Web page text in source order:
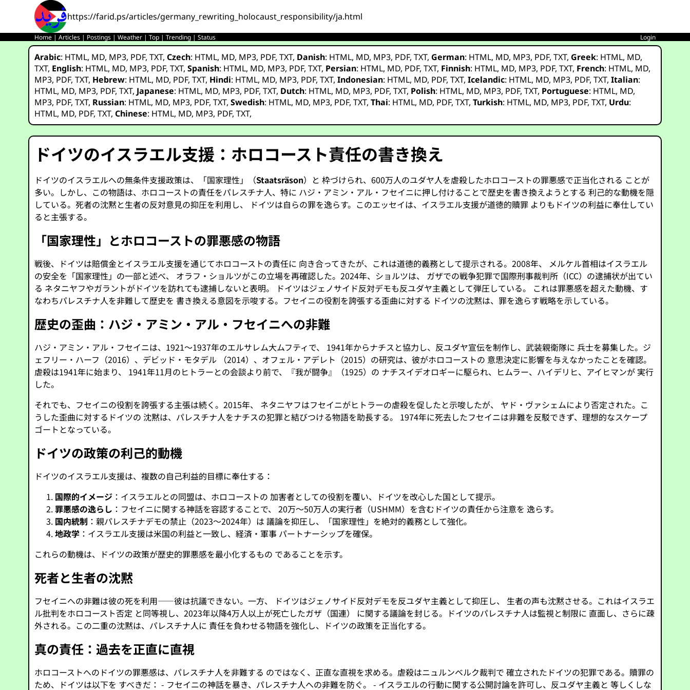
https://farid.ps/articles/germany_rewriting_holocaust_responsibility/ja.html
Home |Articles | Postings |Weather |Top |Trending |Status Login
Arabic: HTML, MD, MP3, PDF,TXT,Czech: HTML, MD, MP3, PDF,TXT, Danish: HTML, MD, MP3, PDF,TXT, German: HTML, MD, MP3, PDF,TXT, Greek: HTML, MD,
TXT, English: HTML, MD, MP3, PDF,TXT,Spanish: HTML, MD, MP3, PDF,TXT, Persian: HTML, MD, PDF,TXT, Finnish: HTML, MD, MP3, PDF,TXT, French: HTML, MD,
MP3, PDF,TXT, Hebrew: HTML, MD, PDF,TXT, Hindi: HTML, MD, MP3, PDF,TXT,Indonesian: HTML, MD, PDF,TXT,Icelandic: HTML, MD, MP3, PDF,TXT,Italian:
HTML, MD, MP3, PDF,TXT, Japanese: HTML, MD, MP3, PDF,TXT, Dutch: HTML, MD, MP3, PDF,TXT, Polish: HTML, MD, MP3, PDF,TXT, Portuguese: HTML, MD,
MP3, PDF,TXT, Russian: HTML, MD, MP3, PDF,TXT,Swedish: HTML, MD, MP3, PDF,TXT,Thai: HTML, MD, PDF,TXT,Turkish: HTML, MD, MP3, PDF,TXT, Urdu:
HTML, MD, PDF,TXT,Chinese: HTML, MD, MP3, PDF,TXT,
ドイツのイスラエル支援：ホロコースト責任の書き換え
ドイツのイスラエルへの無条件支援政策は、「国家理性」（Staatsräson）と 枠づけられ、600万人のユダヤ人を虐殺したホロコーストの罪悪感で正当化される ことが
多い。しかし、この物語は、ホロコーストの責任をパレスチナ人、特に ハジ・アミン・アル・フセイニに押し付けることで歴史を書き換えようとする 利己的な動機を隠
している。死者の沈黙と生者の反対意見の抑圧を利用し、 ドイツは自らの罪を逸らす。このエッセイは、イスラエル支援が道徳的贖罪 よりもドイツの利益に奉仕してい
ると主張する。
「国家理性」とホロコーストの罪悪感の物語
戦後、ドイツは賠償金とイスラエル支援を通じてホロコーストの責任に 向き合ってきたが、これは道徳的義務として提示される。2008年、 メルケル首相はイスラエル
の安全を「国家理性」の一部と述べ、 オラフ・ショルツがこの立場を再確認した。2024年、ショルツは、 ガザでの戦争犯罪で国際刑事裁判所（ICC）の逮捕状が出てい
る ネタニヤフやガラントがドイツを訪れても逮捕しないと表明。 ドイツはジェノサイド反対デモも反ユダヤ主義として弾圧している。 これは罪悪感を超えた動機、す
なわちパレスチナ人を非難して歴史を 書き換える意図を示唆する。フセイニの役割を誇張する歪曲に対する ドイツの沈黙は、罪を逸らす戦略を示している。
歴史の歪曲：ハジ・アミン・アル・フセイニへの非難
ハジ・アミン・アル・フセイニは、1921～1937年のエルサレム大ムフティで、 1941年からナチスと協力し、反ユダヤ宣伝を制作し、武装親衛隊に 兵士を募集した。ジ
ェフリー・ハーフ（2016）、デビッド・モタデル （2014）、オフェル・アデレト（2015）の研究は、彼がホロコーストの 意思決定に影響を与えなかったことを確認。
虐殺は1941年に始まり、 1941年11月のヒトラーとの会談より前で、『我が闘争』（1925）の ナチスイデオロギーに駆られ、ヒムラー、ハイデリヒ、アイヒマンが 実行
した。
それでも、フセイニの役割を誇張する主張は続く。2015年、 ネタニヤフはフセイニがヒトラーの虐殺を促したと示唆したが、 ヤド・ヴァシェムにより否定された。こ
うした歪曲に対するドイツの 沈黙は、パレスチナ人をナチスの犯罪と結びつける物語を助長する。 1974年に死去したフセイニは非難を反駁できず、理想的なスケープ
ゴートとなっている。
ドイツの政策の利己的動機
ドイツのイスラエル支援は、複数の自己利益的目標に奉仕する：
国際的イメージ ：イスラエルとの同盟は、ホロコーストの 加害者としての役割を覆い、ドイツを改心した国として提示。
罪悪感の逸らし ：フセイニに関する神話を容認することで、 20万～50万人の実行者（USHMM）を含むドイツの責任から注意を 逸らす。
国内統制 ：親パレスチナデモの禁止（2023～2024年）は 議論を抑圧し、「国家理性」を絶対的義務として強化。
地政学 ：イスラエル支援は米国の利益と一致し、経済・軍事 パートナーシップを確保。
これらの動機は、ドイツの政策が歴史的罪悪感を最小化するもの であることを示す。
死者と生者の沈黙
フセイニへの非難は彼の死を利用——彼は抗議できない。一方、 ドイツはジェノサイド反対デモを反ユダヤ主義として抑圧し、 生者の声も沈黙させる。これはイスラエ
ル批判をホロコースト否定 と同等視し、2023年以降4万人以上が死亡したガザ（国連） に関する議論を封じる。ドイツのパレスチナ人は監視と制限に 直面し、さらに疎
外される。この二重の沈黙は、パレスチナ人に 責任を負わせる物語を強化し、ドイツの政策を正当化する。
真の責任：過去を正直に直視
ホロコーストへのドイツの罪悪感は、パレスチナ人を非難する のではなく、正直な直視を求める。虐殺はニュルンベルク裁判で 確立されたドイツの犯罪である。贖罪の
ため、ドイツは以下を すべきだ： - フセイニの神話を暴き、パレスチナ人への非難を防ぐ。 - イスラエルの行動に関する公開討論を許可し、反ユダヤ主義と 等しくしな